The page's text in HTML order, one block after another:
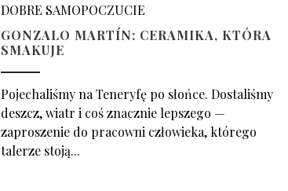
DOBRE SAMOPOCZUCIE
GONZALO MARTÍN: CERAMIKA, KTÓRA
SMAKUJE
Pojechaliśmy na Teneryfę po słońce. Dostaliśmy
deszcz, wiatr i coś znacznie lepszego —
zaproszenie do pracowni człowieka, którego
talerze stoją...